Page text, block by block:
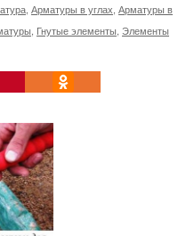
Арматуры в углах Арматуры в
Гнутые элементы Элементы